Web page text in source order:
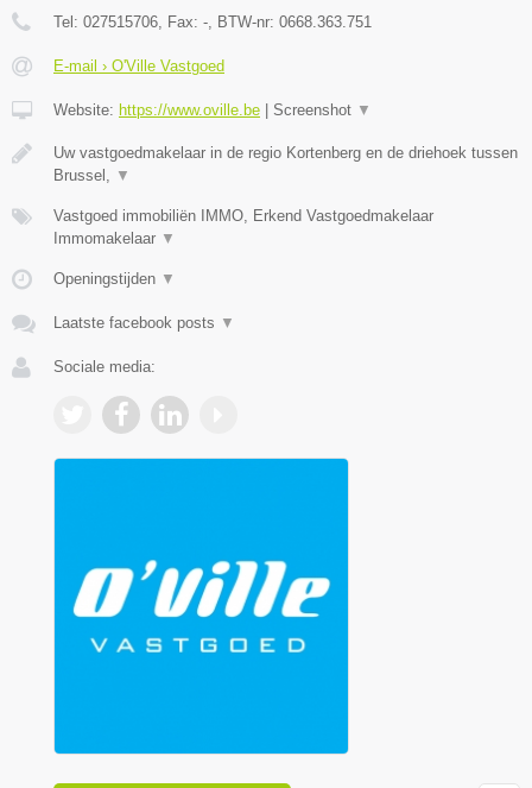
Tel: 027515706, Fax: -, BTW-nr: 0668.363.751
E-mail › O'Ville Vastgoed
Website: https://www.oville.be Screenshot ▼
Uw vastgoedmakelaar in de regio Kortenberg en de driehoek tussen
Brussel, ▼
Vastgoed immobiliën IMMO, Erkend Vastgoedmakelaar
Immomakelaar ▼
Openingstijden ▼
Laatste facebook posts ▼
Sociale media: